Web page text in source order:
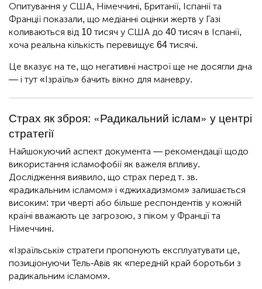
Опитування у США, Німеччині, Британії, Іспанії та
Франції показали, що медіанні оцінки жертв у Газі
коливаються від 10 тисяч у США до 40 тисяч в Іспанії,
хоча реальна кількість перевищує 64 тисячі.
Це вказує на те, що негативні настрої ще не досягли дна
— і тут «Ізраїль» бачить вікно для маневру.
Страх як зброя: «Радикальний іслам» у центрі
стратегії
Найшокуючий аспект документа — рекомендації щодо
використання ісламофобії як важеля впливу.
Дослідження виявило, що страх перед т. зв.
«радикальним ісламом» і «джихадизмом» залишається
високим: три чверті або більше респондентів у кожній
країні вважають це загрозою, з піком у Франції та
Німеччині.
«Ізраїльські» стратеги пропонують експлуатувати це,
позиціонуючи Тель-Авів як «передній край боротьби з
радикальним ісламом».